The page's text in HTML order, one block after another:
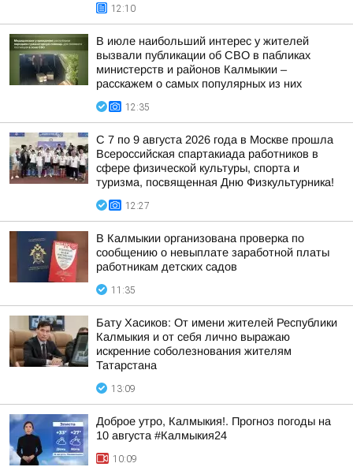
12:10
В июле наибольший интерес у жителей
вызвали публикации об СВО в пабликах
министерств и районов Калмыкии –
расскажем о самых популярных из них
12:35
С 7 по 9 августа 2026 года в Москве прошла
Всероссийская спартакиада работников в
сфере физической культуры, спорта и
туризма, посвященная Дню Физкультурника!
12:27
В Калмыкии организована проверка по
сообщению о невыплате заработной платы
работникам детских садов
11:35
Бату Хасиков: От имени жителей Республики
Калмыкия и от себя лично выражаю
искренние соболезнования жителям
Татарстана
13:09
Доброе утро, Калмыкия!. Прогноз погоды на
10 августа #Калмыкия24
10:09